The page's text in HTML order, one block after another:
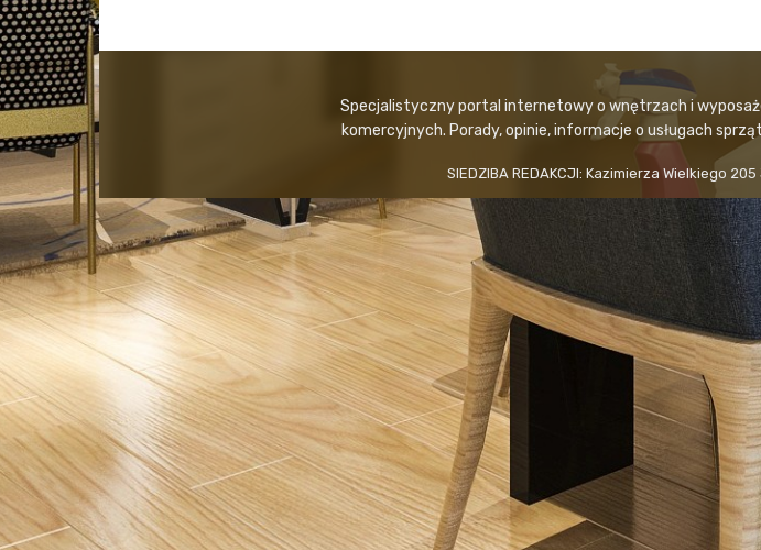
Specjalistyczny portal internetowy o wnętrzach i
komercyjnych. Porady, opinie, informacje o usługach
SIEDZIBA REDAKCJI: Kazimierza Wielkiego